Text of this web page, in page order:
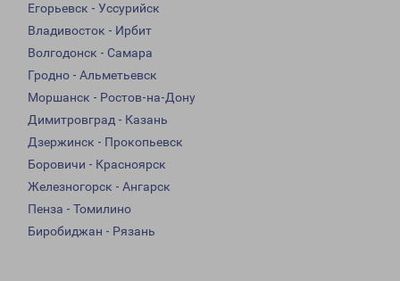
Егорьевск - Уссурийск
Владивосток - Ирбит
Волгодонск - Самара
Гродно - Альметьевск
Моршанск - Ростов-на-Дону
Димитровград - Казань
Дзержинск - Прокопьевск
Боровичи - Красноярск
Железногорск - Ангарск
Пенза - Томилино
Биробиджан - Рязань